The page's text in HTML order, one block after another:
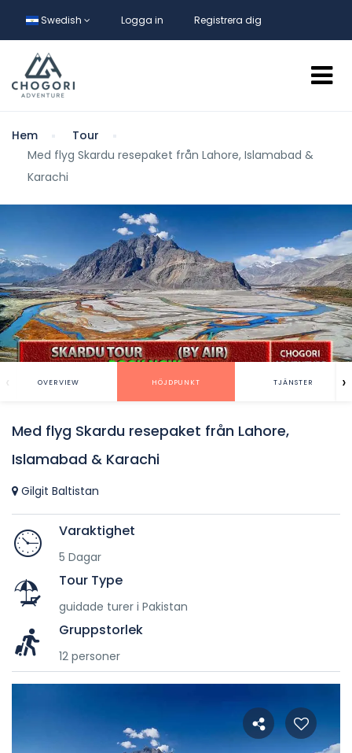
Swedish Logga in Registrera dig
Hem
Tour
Med flyg Skardu resepaket från Lahore, Islamabad &
Karachi
OVERVIEW HÖJDPUNKT TJÄNSTER
‹ ›
Med flyg Skardu resepaket från Lahore,
Islamabad & Karachi
Gilgit Baltistan
Varaktighet
5 Dagar
Tour Type
guidade turer i Pakistan
Gruppstorlek
12 personer